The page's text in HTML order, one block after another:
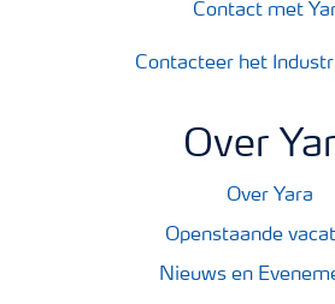
Contact met
Contacteer het
Over
Over Yara
Openstaande
Nieuws en